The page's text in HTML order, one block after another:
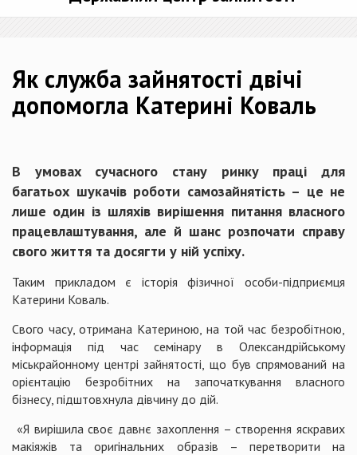
Як служба зайнятості двічі
допомогла Катерині Коваль
В умовах сучасного стану ринку праці для
багатьох шукачів роботи самозайнятість – це не
лише один із шляхів вирішення питання власного
працевлаштування, але й шанс розпочати справу
свого життя та досягти у ній успіху.
Таким прикладом є історія фізичної особи-підприємця
Катерини Коваль.
Свого часу, отримана Катериною, на той час безробітною,
інформація під час семінару в Олександрійському
міськрайонному центрі зайнятості, що був спрямований на
орієнтацію безробітних на започаткування власного
бізнесу, підштовхнула дівчину до дій.
«Я вирішила своє давнє захоплення – створення яскравих
макіяжів та оригінальних образів – перетворити на